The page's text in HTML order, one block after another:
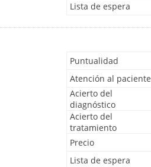
Lista de espera
Puntualidad
Atención al paciente
Acierto del
diagnóstico
Acierto del
tratamiento
Precio
Lista de espera